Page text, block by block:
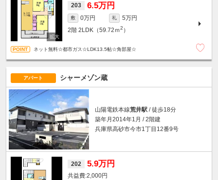
203 6.5万円
敷 0万円 礼
5万円
2階 2LDK（59.72ｍ2 ）
ネット無料☆都市ガス☆LDK13.5帖☆角部屋☆
アパート シャーメゾン蔵
山陽電鉄本線荒井駅 / 徒歩18分
築年月2014年1月 / 2階建
兵庫県高砂市今市1丁目12番9号
202 5.9万円
2,000円